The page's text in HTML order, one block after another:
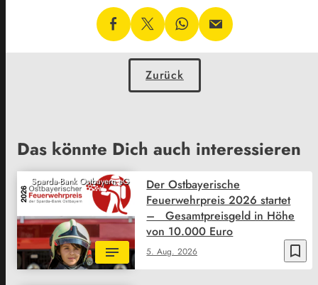
Zurück
Das könnte Dich auch interessieren
Sparda-Bank Ostbayern eG
bookmark_border
5. Aug. 2026
Der Ostbayerische
Feuerwehrpreis 2026 startet
– Gesamtpreisgeld in Höhe
von 10.000 Euro